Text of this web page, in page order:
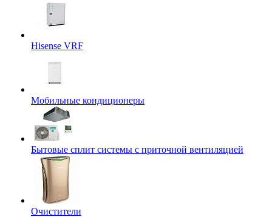
Hisense VRF
Мобильные кондиционеры
Бытовые сплит системы с приточной вентиляцией
Очистители